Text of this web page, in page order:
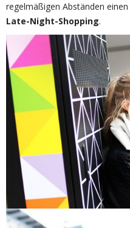
regelmäßigen Abständen einen
Late-Night-Shopping.